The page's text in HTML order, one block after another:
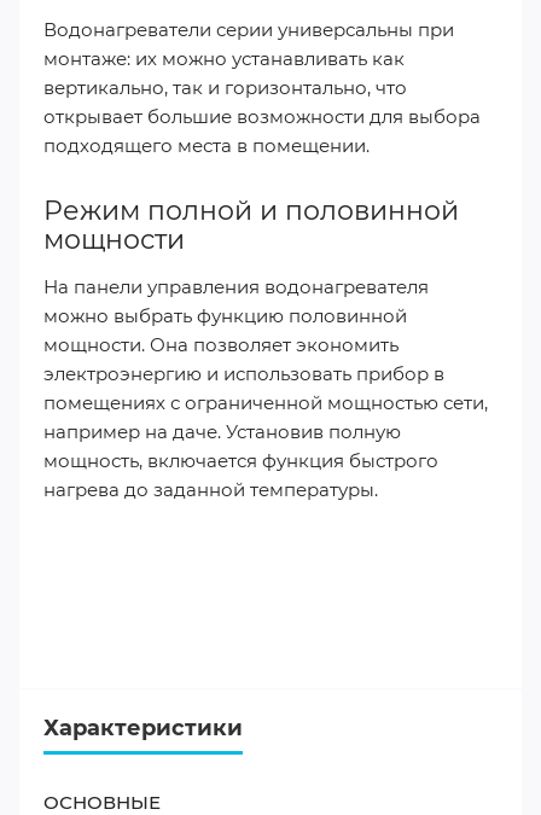
Водонагреватели серии универсальны при
монтаже: их можно устанавливать как
вертикально, так и горизонтально, что
открывает большие возможности для выбора
подходящего места в помещении.
Режим полной и половинной
мощности
На панели управления водонагревателя
можно выбрать функцию половинной
мощности. Она позволяет экономить
электроэнергию и использовать прибор в
помещениях с ограниченной мощностью сети,
например на даче. Установив полную
мощность, включается функция быстрого
нагрева до заданной температуры.
Характеристики
ОСНОВНЫЕ